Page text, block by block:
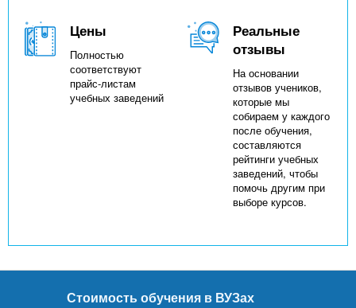
Цены
Полностью
соответствуют
прайс-листам
учебных заведений
Реальные
отзывы
На основании
отзывов учеников,
которые мы
собираем у каждого
после обучения,
составляются
рейтинги учебных
заведений, чтобы
помочь другим при
выборе курсов.
Стоимость обучения в ВУЗах